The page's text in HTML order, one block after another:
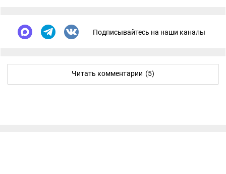
Подписывайтесь на наши каналы
Читать комментарии (5)